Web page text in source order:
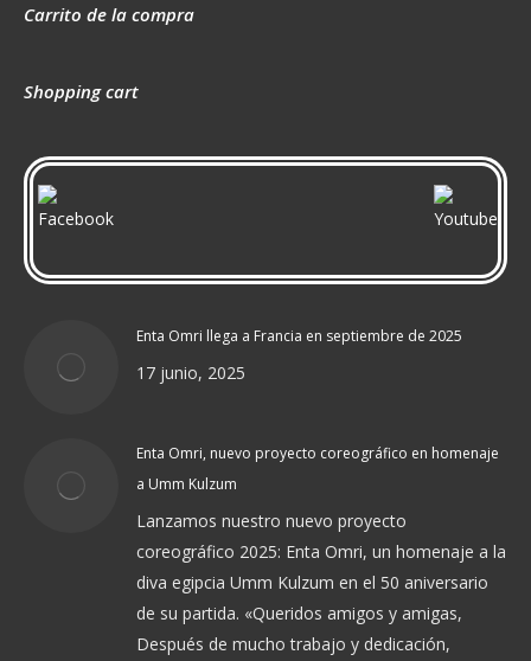
Carrito de la compra
Shopping cart
Enta Omri llega a Francia en septiembre de 2025
17 junio, 2025
Enta Omri, nuevo proyecto coreográfico en homenaje
a Umm Kulzum
Lanzamos nuestro nuevo proyecto
coreográfico 2025: Enta Omri, un homenaje a la
diva egipcia Umm Kulzum en el 50 aniversario
de su partida. «Queridos amigos y amigas,
Después de mucho trabajo y dedicación,